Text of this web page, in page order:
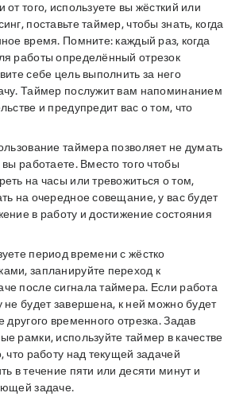
от того, используете вы жёсткий или
поставьте таймер, чтобы знать, когда
время. Помните: каждый раз, когда
работы определённый отрезок
себе цель выполнить за него
Таймер послужит вам напоминанием
и предупредит вас о том, что
таймера позволяет не думать
работаете. Вместо того чтобы
на часы или тревожиться о том,
на очередное совещание, у вас будет
в работу и достижение состояния
период времени с жёстко
запланируйте переход к
после сигнала таймера. Если работа
не будет завершена, к ней можно будет
другого временного отрезка. Задав
рамки, используйте таймер в качестве
что работу над текущей задачей
в течение пяти или десяти минут и
задаче.